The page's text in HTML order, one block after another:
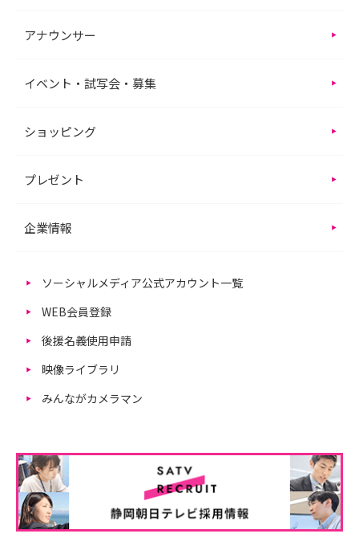
アナウンサー
イベント・試写会・募集
ショッピング
プレゼント
企業情報
ソーシャルメディア公式アカウント一覧
WEB会員登録
後援名義使用申請
映像ライブラリ
みんながカメラマン